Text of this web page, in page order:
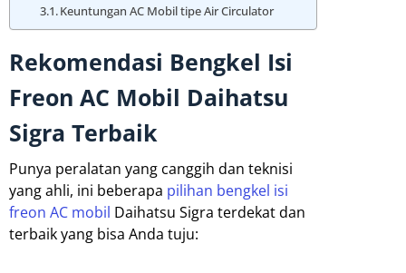
Keuntungan AC Mobil tipe Air Circulator
Rekomendasi Bengkel Isi
Freon AC Mobil Daihatsu
Sigra Terbaik
Punya peralatan yang canggih dan teknisi
yang ahli, ini beberapa pilihan bengkel isi
freon AC mobil Daihatsu Sigra terdekat dan
terbaik yang bisa Anda tuju: